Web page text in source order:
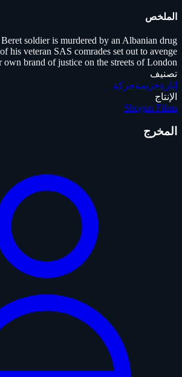
الملخص
soldier is murdered by an Albanian drug
his veteran SAS comrades set out to avenge
brand of justice on the streets of London.
تصنيف
إثارةجريمةحركة
الإنتاج
Shogun Films
المخرج